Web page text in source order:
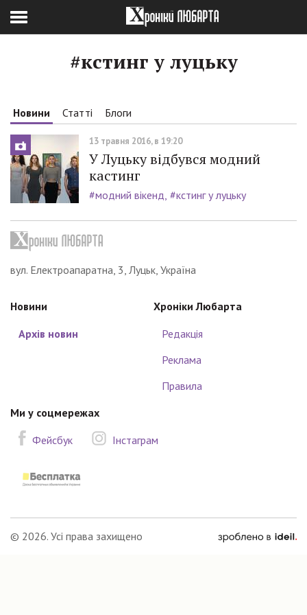
#кстинг у луцьку
Новини Статті Блоги
13 травня 2016, в 19:20
У Луцьку відбувся модний
кастинг
#модний вікенд #кстинг у луцьку
вул. Електроапаратна, 3, Луцьк, Україна
Новини
Архів новин
Хроніки Любарта
Редакція
Реклама
Правила
Ми у соцмережах
Фейсбук
Інстаграм
© 2026. Усі права захищено
зроблено